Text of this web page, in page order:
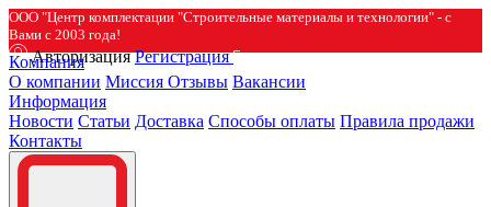
ООО "Центр комплектации "Строительные материалы и технологии" - с
Вами с 2003 года!
Авторизация Регистрация
Компания
О компании Миссия Отзывы Вакансии
Информация
Новости Статьи Доставка Способы оплаты Правила продажи
Контакты